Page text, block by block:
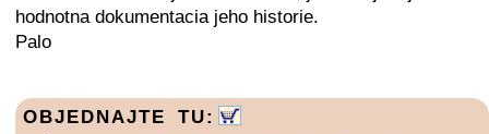
hodnotna dokumentacia jeho historie.
Palo
OBJEDNAJTE TU: